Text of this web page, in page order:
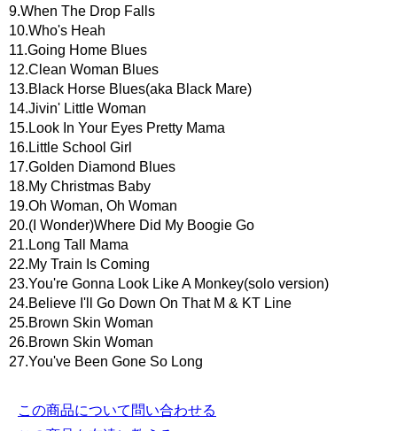
9.When The Drop Falls
10.Who's Heah
11.Going Home Blues
12.Clean Woman Blues
13.Black Horse Blues(aka Black Mare)
14.Jivin' Little Woman
15.Look In Your Eyes Pretty Mama
16.Little School Girl
17.Golden Diamond Blues
18.My Christmas Baby
19.Oh Woman, Oh Woman
20.(I Wonder)Where Did My Boogie Go
21.Long Tall Mama
22.My Train Is Coming
23.You're Gonna Look Like A Monkey(solo version)
24.Believe I'll Go Down On That M & KT Line
25.Brown Skin Woman
26.Brown Skin Woman
27.You've Been Gone So Long
この商品について問い合わせる